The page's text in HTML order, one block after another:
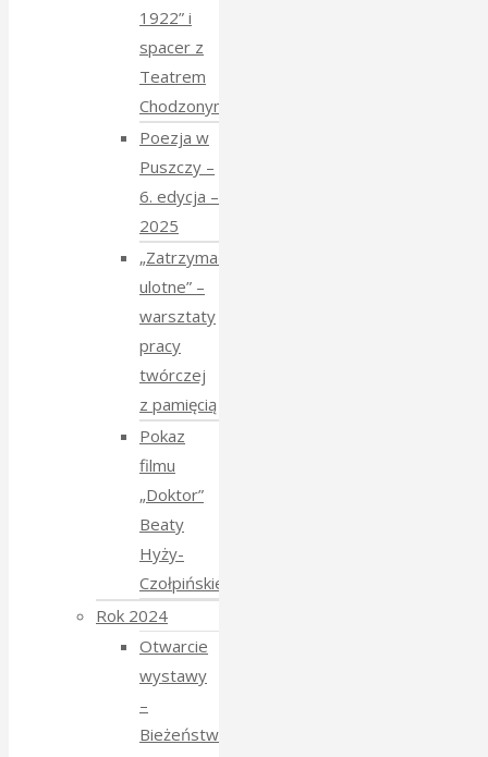
1922” i
spacer z
Teatrem
Chodzonym
Poezja w
Puszczy –
6. edycja –
2025
„Zatrzymać
ulotne” –
warsztaty
pracy
twórczej
z pamięcią
Pokaz
filmu
„Doktor”
Beaty
Hyży-
Czołpińskiej
Rok 2024
Otwarcie
wystawy
–
Bieżeństwo